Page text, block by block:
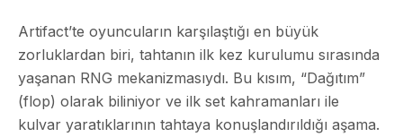
Artifact’te oyuncuların karşılaştığı en büyük
zorluklardan biri, tahtanın ilk kez kurulumu sırasında
yaşanan RNG mekanizmasıydı. Bu kısım, “Dağıtım”
(flop) olarak biliniyor ve ilk set kahramanları ile
kulvar yaratıklarının tahtaya konuşlandırıldığı aşama.